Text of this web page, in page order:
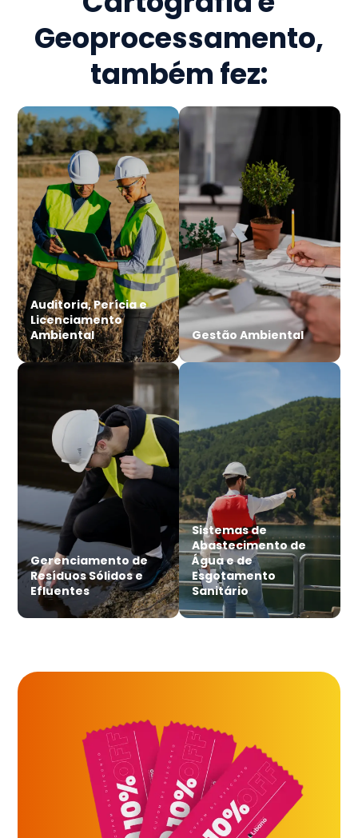
Geoprocessamento,
também fez:
Auditoria, Perícia e
Licenciamento
Ambiental
Gestão Ambiental
Gerenciamento de
Resíduos Sólidos e
Efluentes
Sistemas de
Abastecimento de
Água e de
Esgotamento
Sanitário